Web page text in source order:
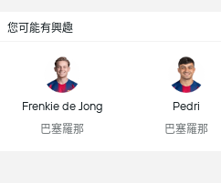
您可能有興趣
Frenkie de Jong
巴塞羅那
Pedri
巴塞羅那